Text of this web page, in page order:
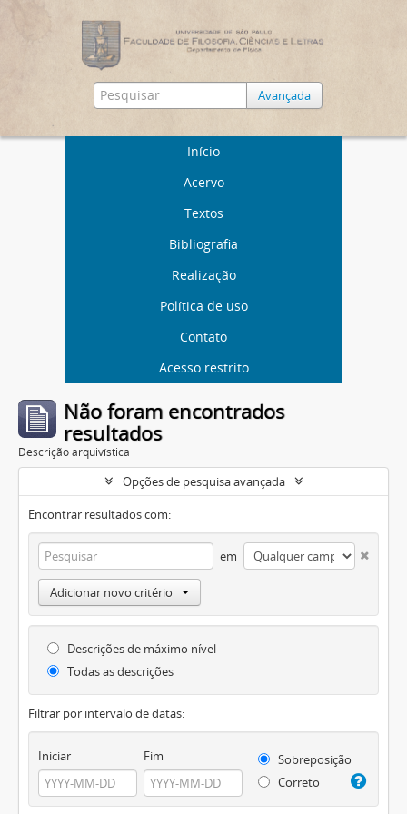
Avançada
Início
Acervo
Textos
Bibliografia
Realização
Política de uso
Contato
Acesso restrito
Não foram encontrados
resultados
Descrição arquivística
Opções de pesquisa avançada
Encontrar resultados com:
em
Adicionar novo critério
Descrições de máximo nível
Todas as descrições
Filtrar por intervalo de datas:
Iniciar Fim
Sobreposição
Correto